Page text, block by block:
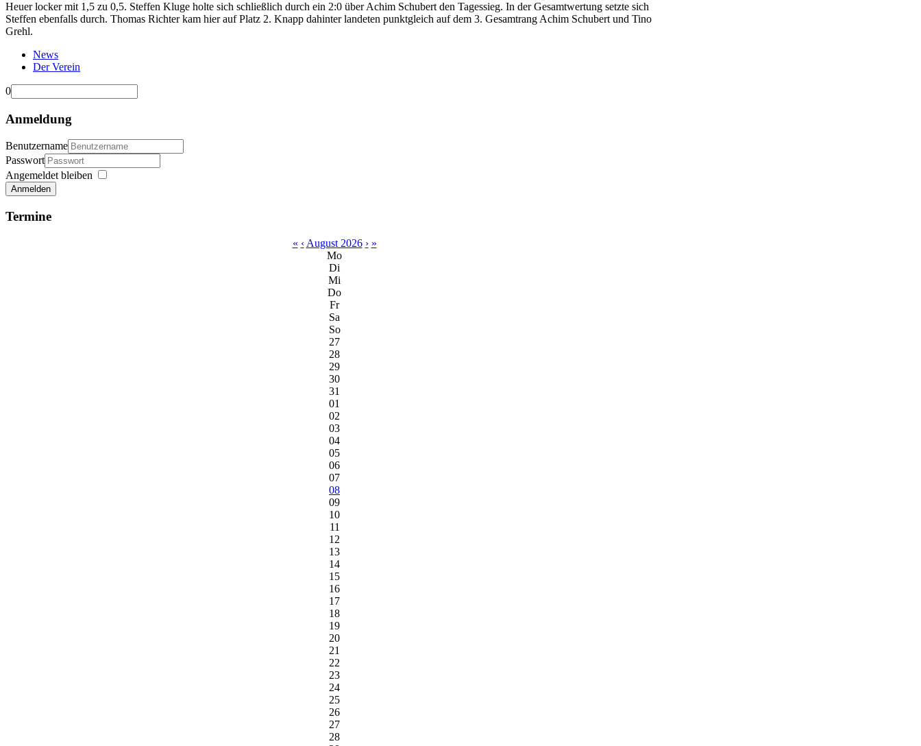
Heuer locker mit 1,5 zu 0,5. Steffen Kluge holte sich schließlich durch ein 2:0 über Achim Schubert den Tagessieg. In der Gesamtwertung setzte sich
Steffen ebenfalls durch. Thomas Richter kam hier auf Platz 2. Knapp dahinter landeten punktgleich auf dem 3. Gesamtrang Achim Schubert und Tino
Grehl.
News
Der Verein
0
Anmeldung
Benutzername
Passwort
Angemeldet bleiben
Anmelden
Termine
« ‹ August 2026 › »
Mo
Di
Mi
Do
Fr
Sa
So
27
28
29
30
31
01
02
03
04
05
06
07
08
09
10
11
12
13
14
15
16
17
18
19
20
21
22
23
24
25
26
27
28